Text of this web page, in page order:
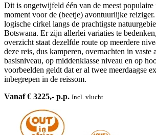
Dit is ongetwijfeld één van de meest populaire
moment voor de (beetje) avontuurlijke
logische cirkel langs de prachtigste
Botswana. Er zijn allerlei variaties te
overzicht staat dezelfde route op meerdere
deze reis, dus kamperen, overnachten in vaste
basisniveau, op middenklasse niveau en op
voorbeelden geldt dat er al twee meerdaagse
inbegrepen in de reissom.
Vanaf € 3225,- p.p. Incl. vlucht